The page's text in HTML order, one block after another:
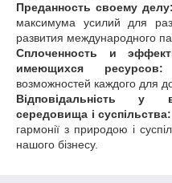
Преданность своему делу:
максимума усилий для
развития международного
Сплоченность и
имеющихся
возможностей каждого для
Відповідальність у
середовища і суспільства:
гармонії з природою і
нашого бізнесу.